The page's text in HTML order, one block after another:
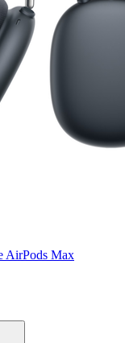
AirPods Max